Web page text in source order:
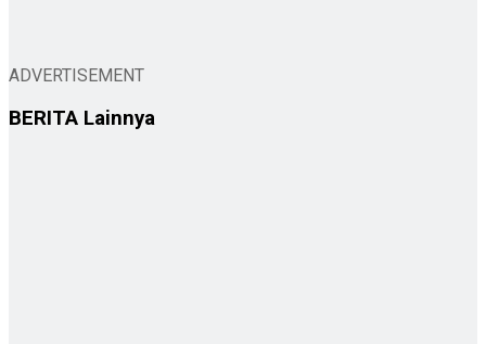
ADVERTISEMENT
BERITA Lainnya